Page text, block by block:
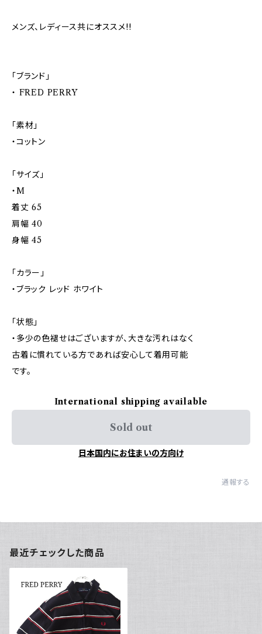
メンズ、レディース共にオススメ!!
「ブランド」
・ FRED PERRY
「素材」
・コットン
「サイズ」
・M
着丈 65
肩幅 40
身幅 45
「カラー」
・ブラック レッド ホワイト
「状態」
・多少の色褪せはございますが、大きな汚れはなく
古着に慣れている方であれば安心して着用可能
です。
International shipping available
Sold out
日本国内にお住まいの方向け
通報する
最近チェックした商品